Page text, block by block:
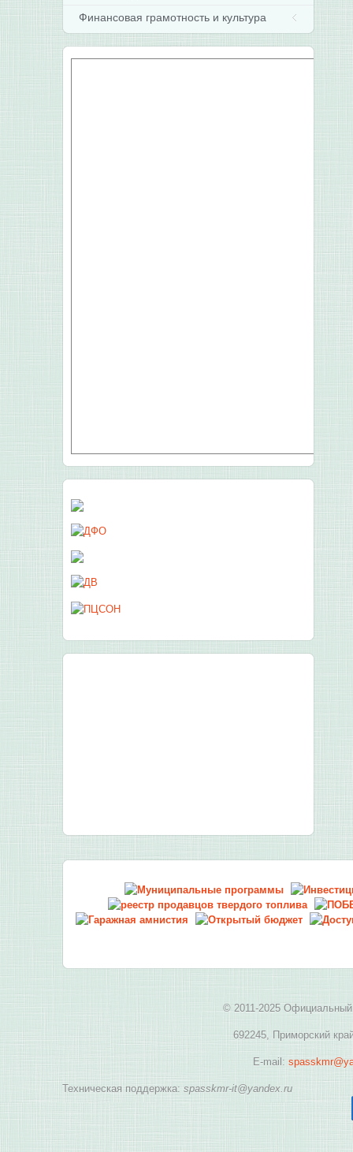
Финансовая грамотность и культура
© 2011-2025 Официальный
692245, Приморский
E-mail:
Техническая поддержка: spasskmr-it@yandex.ru